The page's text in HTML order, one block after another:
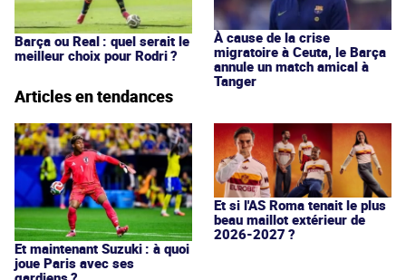
Barça ou Real : quel serait le
meilleur choix pour Rodri ?
À cause de la crise
migratoire à Ceuta, le Barça
annule un match amical à
Tanger
Articles en tendances
Et maintenant Suzuki : à quoi
joue Paris avec ses
Et si l'AS Roma tenait le plus
beau maillot extérieur de
2026-2027 ?